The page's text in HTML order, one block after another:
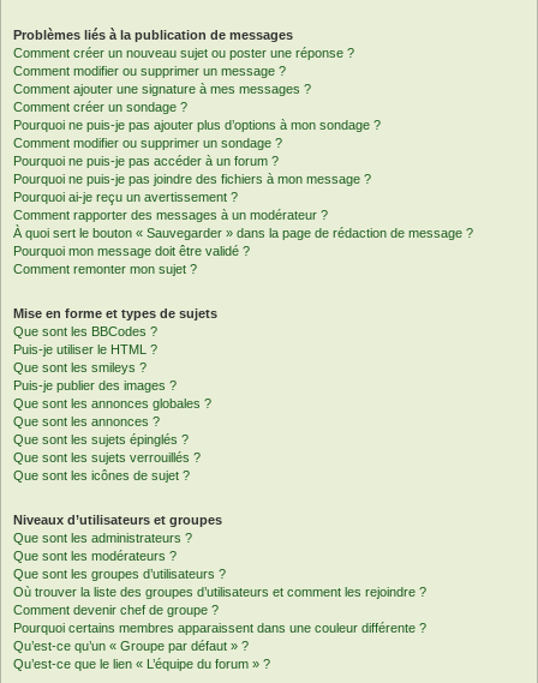
Problèmes liés à la publication de messages
Comment créer un nouveau sujet ou poster une réponse ?
Comment modifier ou supprimer un message ?
Comment ajouter une signature à mes messages ?
Comment créer un sondage ?
Pourquoi ne puis-je pas ajouter plus d’options à mon sondage ?
Comment modifier ou supprimer un sondage ?
Pourquoi ne puis-je pas accéder à un forum ?
Pourquoi ne puis-je pas joindre des fichiers à mon message ?
Pourquoi ai-je reçu un avertissement ?
Comment rapporter des messages à un modérateur ?
À quoi sert le bouton « Sauvegarder » dans la page de rédaction de message ?
Pourquoi mon message doit être validé ?
Comment remonter mon sujet ?
Mise en forme et types de sujets
Que sont les BBCodes ?
Puis-je utiliser le HTML ?
Que sont les smileys ?
Puis-je publier des images ?
Que sont les annonces globales ?
Que sont les annonces ?
Que sont les sujets épinglés ?
Que sont les sujets verrouillés ?
Que sont les icônes de sujet ?
Niveaux d’utilisateurs et groupes
Que sont les administrateurs ?
Que sont les modérateurs ?
Que sont les groupes d’utilisateurs ?
Où trouver la liste des groupes d’utilisateurs et comment les rejoindre ?
Comment devenir chef de groupe ?
Pourquoi certains membres apparaissent dans une couleur différente ?
Qu’est-ce qu’un « Groupe par défaut » ?
Qu’est-ce que le lien « L’équipe du forum » ?